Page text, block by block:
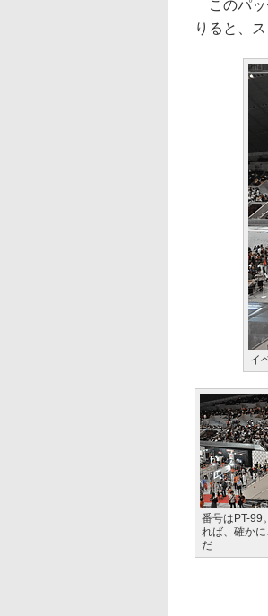
このパッ
りると、
イ
番号はPT-99
れば、確か
だ